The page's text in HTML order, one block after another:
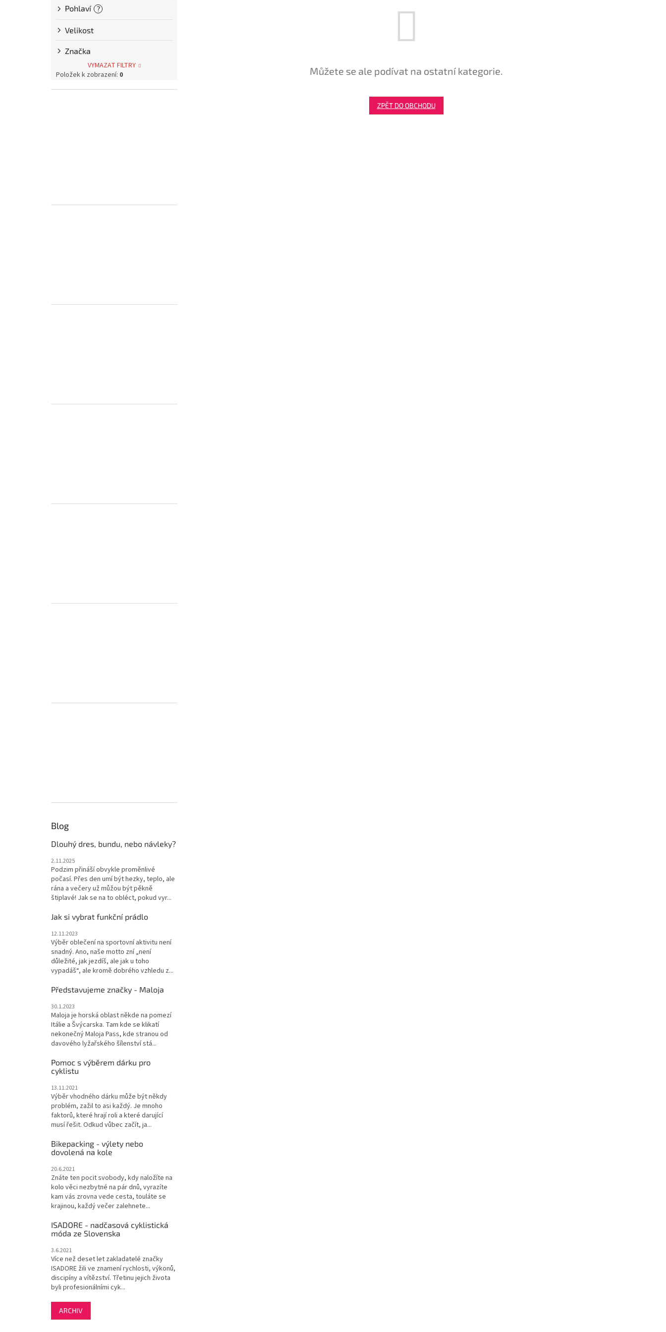
Pohlaví ?
Velikost
Značka
VYMAZAT FILTRY
Položek k zobrazení: 0
Blog
Dlouhý dres, bundu, nebo návleky?
2.11.2025
Podzim přináší obvykle proměnlivé
počasí. Přes den umí být hezky, teplo, ale
rána a večery už můžou být pěkně
štiplavé! Jak se na to obléct, pokud vyr...
Jak si vybrat funkční prádlo
12.11.2023
Výběr oblečení na sportovní aktivitu není
snadný. Ano, naše motto zní „není
důležité, jak jezdíš, ale jak u toho
vypadáš“, ale kromě dobrého vzhledu z...
Představujeme značky - Maloja
30.1.2023
Maloja je horská oblast někde na pomezí
Itálie a Švýcarska. Tam kde se klikatí
nekonečný Maloja Pass, kde stranou od
davového lyžařského šílenství stá...
Pomoc s výběrem dárku pro
cyklistu
13.11.2021
Výběr vhodného dárku může být někdy
problém, zažil to asi každý. Je mnoho
faktorů, které hrají roli a které darující
musí řešit. Odkud vůbec začít, ja...
Bikepacking - výlety nebo
dovolená na kole
20.6.2021
Znáte ten pocit svobody, kdy naložíte na
kolo věci nezbytné na pár dnů, vyrazíte
kam vás zrovna vede cesta, touláte se
krajinou, každý večer zalehnete...
ISADORE - nadčasová cyklistická
móda ze Slovenska
3.6.2021
Více než deset let zakladatelé značky
ISADORE žili ve znamení rychlosti, výkonů,
discipíny a vítězství. Třetinu jejich života
byli profesionálními cyk...
ARCHIV
Můžete se ale podívat na ostatní kategorie.
ZPĚT DO OBCHODU